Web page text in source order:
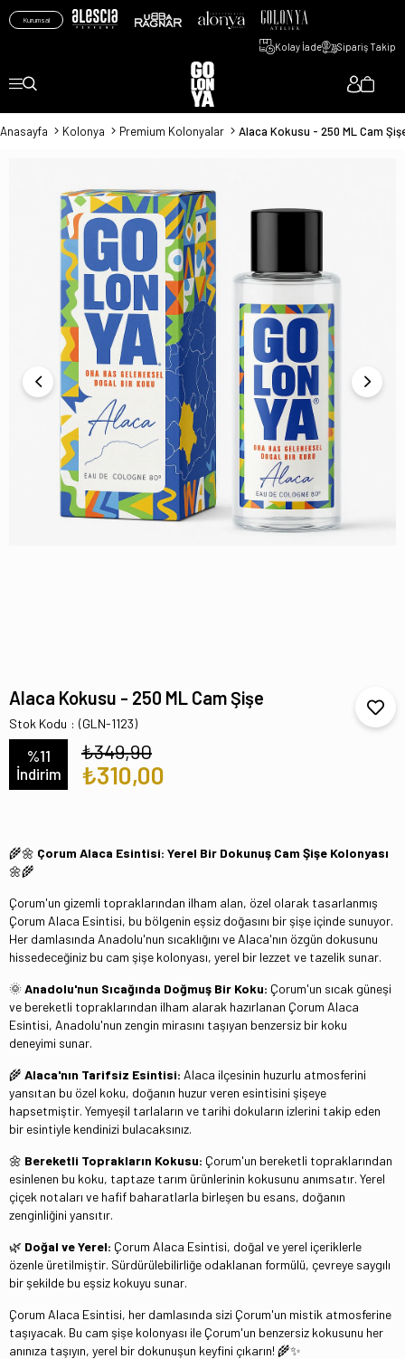
Kurumsal
Kolay İade Sipariş Takip
Anasayfa Kolonya Premium Kolonyalar Alaca Kokusu - 250 ML Cam
Alaca Kokusu - 250 ML Cam Şişe
Stok Kodu (GLN-1123)
%11
İndirim
₺349,90
₺310,00
🌾🌼 Çorum Alaca Esintisi: Yerel Bir Dokunuş Cam Şişe Kolonyası
🌼🌾
Çorum'un gizemli topraklarından ilham alan, özel olarak tasarlanmış
Çorum Alaca Esintisi, bu bölgenin eşsiz doğasını bir şişe içinde sunuyor.
Her damlasında Anadolu'nun sıcaklığını ve Alaca'nın özgün dokusunu
hissedeceğiniz bu cam şişe kolonyası, yerel bir lezzet ve tazelik sunar.
🌞Anadolu'nun Sıcağında Doğmuş Bir Koku: Çorum'un sıcak güneşi
ve bereketli topraklarından ilham alarak hazırlanan Çorum Alaca
Esintisi, Anadolu'nun zengin mirasını taşıyan benzersiz bir koku
deneyimi sunar.
🌾 Alaca'nın Tarifsiz Esintisi: Alaca ilçesinin huzurlu atmosferini
yansıtan bu özel koku, doğanın huzur veren esintisini şişeye
hapsetmiştir. Yemyeşil tarlaların ve tarihi dokuların izlerini takip eden
bir esintiyle kendinizi bulacaksınız.
🌼 Bereketli Toprakların Kokusu: Çorum'un bereketli topraklarından
esinlenen bu koku, taptaze tarım ürünlerinin kokusunu anımsatır. Yerel
çiçek notaları ve hafif baharatlarla birleşen bu esans, doğanın
zenginliğini yansıtır.
🌿 Doğal ve Yerel: Çorum Alaca Esintisi, doğal ve yerel içeriklerle
özenle üretilmiştir. Sürdürülebilirliğe odaklanan formülü, çevreye saygılı
bir şekilde bu eşsiz kokuyu sunar.
Çorum Alaca Esintisi, her damlasında sizi Çorum'un mistik atmosferine
taşıyacak. Bu cam şişe kolonyası ile Çorum'un benzersiz kokusunu her
anınıza taşıyın, yerel bir dokunuşun keyfini çıkarın! 🌾✨